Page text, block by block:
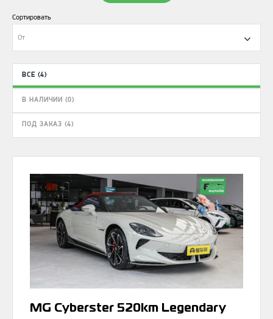
ВСЕ (4)
В НАЛИЧИИ (0)
ПОД ЗАКАЗ (4)
Сортировать
От
MG Cyberster 520km Legendary